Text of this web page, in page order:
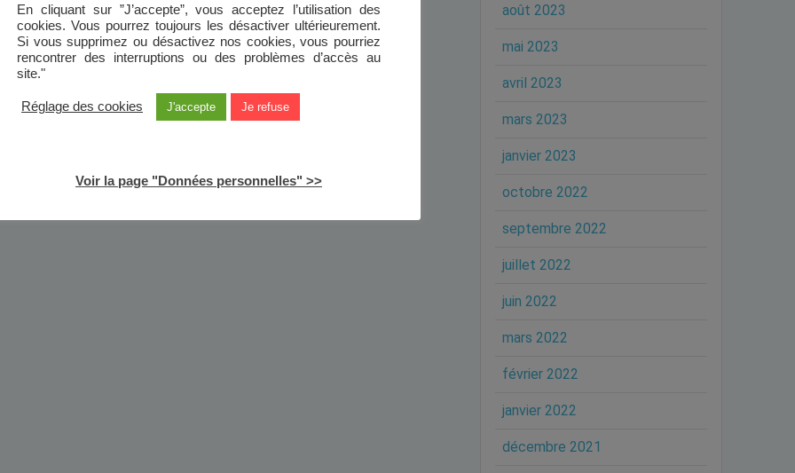
août 2023
mai 2023
avril 2023
mars 2023
janvier 2023
octobre 2022
septembre 2022
juillet 2022
juin 2022
mars 2022
février 2022
janvier 2022
décembre 2021
En cliquant sur ”J’accepte”, vous acceptez l’utilisation des
cookies. Vous pourrez toujours les désactiver ultérieurement.
Si vous supprimez ou désactivez nos cookies, vous pourriez
rencontrer des interruptions ou des problèmes d’accès au
site."
Réglage des cookies J'accepte Je refuse
Voir la page "Données personnelles" >>